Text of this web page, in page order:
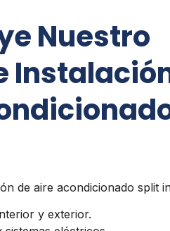
Nuestro
de aire acondicionado split
y exterior.